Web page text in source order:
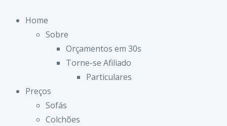
Home
Sobre
Orçamentos em 30s
Torne-se Afiliado
Particulares
Preços
Sofás
Colchões